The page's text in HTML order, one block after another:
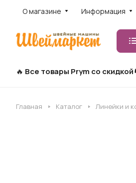
О магазине Информация
Все товары Prym со скидкой
Главная Каталог Линейки и